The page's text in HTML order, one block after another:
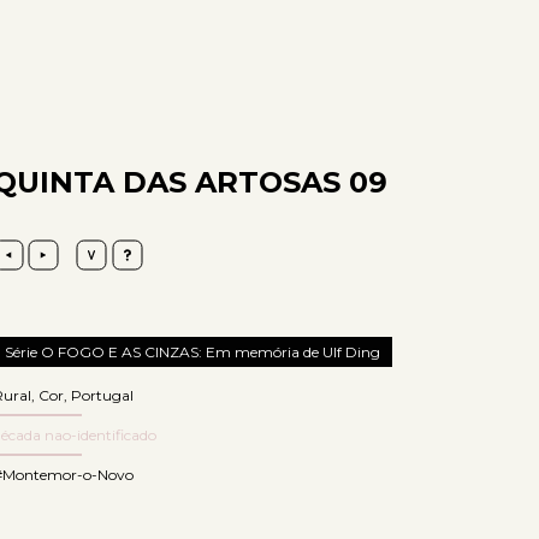
DAS ARTOSAS 09
Série O FOGO E AS CINZAS: Em memória de Ulf Ding
, Cor, Portugal
nao-identificado
o-Novo